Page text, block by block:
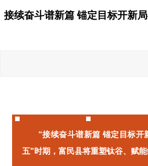
接续奋斗谱新篇 锚定目标开新
“接续奋斗谱新篇 锚定目标
五"时期，富民县将重塑钛谷、赋